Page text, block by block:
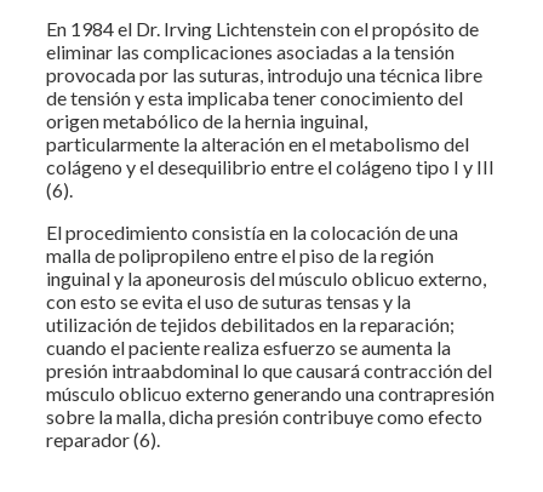
En 1984 el Dr. Irving Lichtenstein con el propósito de
eliminar las complicaciones asociadas a la tensión
provocada por las suturas, introdujo una técnica libre
de tensión y esta implicaba tener conocimiento del
origen metabólico de la hernia inguinal,
particularmente la alteración en el metabolismo del
colágeno y el desequilibrio entre el colágeno tipo I y III
(6).
El procedimiento consistía en la colocación de una
malla de polipropileno entre el piso de la región
inguinal y la aponeurosis del músculo oblicuo externo,
con esto se evita el uso de suturas tensas y la
utilización de tejidos debilitados en la reparación;
cuando el paciente realiza esfuerzo se aumenta la
presión intraabdominal lo que causará contracción del
músculo oblicuo externo generando una contrapresión
sobre la malla, dicha presión contribuye como efecto
reparador (6).